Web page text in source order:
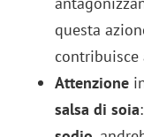
questa
contribuisce
Attenzione
salsa di soia